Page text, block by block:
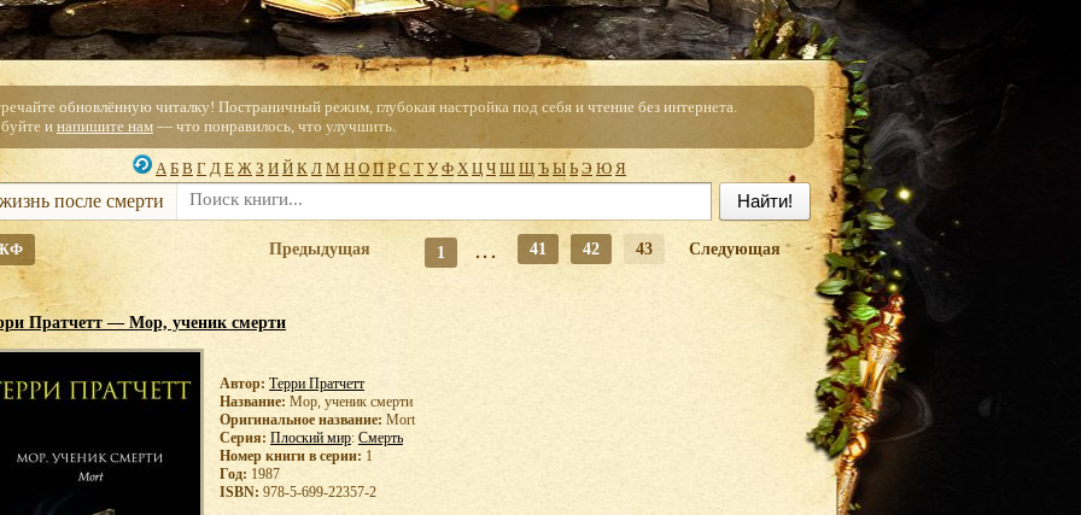
обновлённую читалку! Постраничный режим, глубокая настройка под себя и чтение без интернета.
и напишите нам — что понравилось, что улучшить.
А Б В Г Д Е Ж З И Й К Л М Н О П Р С Т У Ф Х Ц Ч Ш Щ Ъ Ы Ь Э Ю Я
Найти!
после смерти
Предыдущая 1 ... 41 42 43 Следующая
Пратчетт — Мор, ученик смерти
Автор: Терри Пратчетт
Название: Мор, ученик смерти
Оригинальное название: Mort
Серия: Плоский мир: Смерть
Номер книги в серии: 1
Год: 1987
ISBN: 978-5-699-22357-2